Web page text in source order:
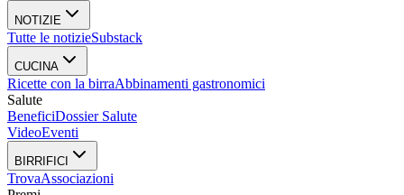
NOTIZIE
Tutte le notizieSubstack
CUCINA
Ricette con la birraAbbinamenti gastronomici
Salute
BeneficiDossier Salute
VideoEventi
BIRRIFICI
TrovaAssociazioni